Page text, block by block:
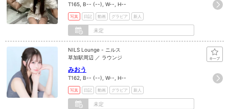
T165, B-- (--), W--, H--
写真 日記 動画 グラビア 新人
未定
NILS Lounge - ニルス
草加駅周辺 ／ ラウンジ
みおう
T162, B-- (--), W--, H--
写真 日記 動画 グラビア 新人
未定